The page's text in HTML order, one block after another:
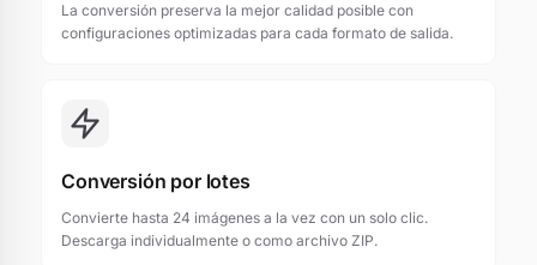
La conversión preserva la mejor calidad posible con
configuraciones optimizadas para cada formato de salida.
Conversión por lotes
Convierte hasta 24 imágenes a la vez con un solo clic.
Descarga individualmente o como archivo ZIP.